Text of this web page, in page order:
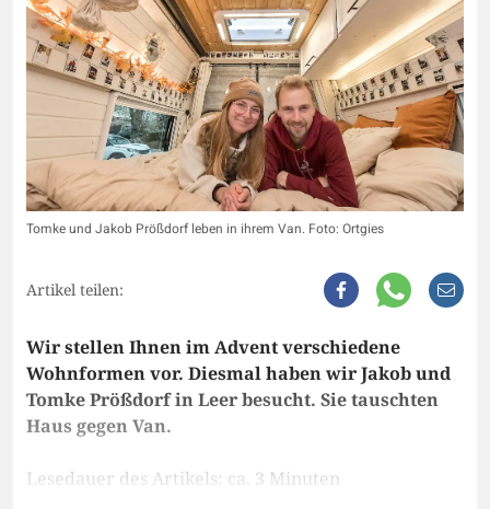
Tomke und Jakob Prößdorf leben in ihrem Van. Foto: Ortgies
Artikel teilen:
Wir stellen Ihnen im Advent verschiedene
Wohnformen vor. Diesmal haben wir Jakob und
Tomke Prößdorf in Leer besucht. Sie tauschten
Haus gegen Van.
Lesedauer des Artikels: ca. 3 Minuten